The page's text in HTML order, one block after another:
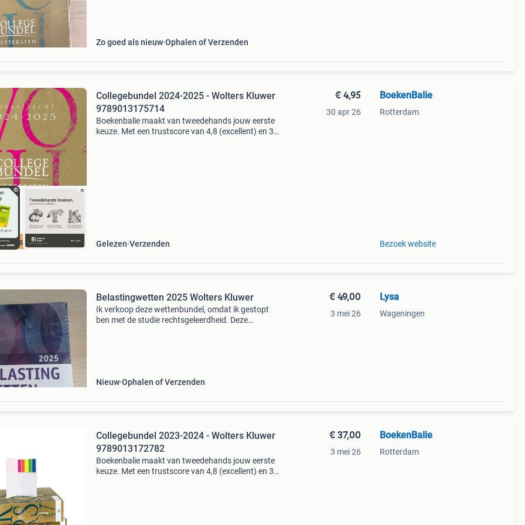
Zo goed als nieuw Ophalen of Verzenden
prijs
Collegebundel 2024-2025 - Wolters Kluwer
9789013175714
Boekenbalie maakt van tweedehands jouw eerste
keuze. Met een trustscore van 4,8 (excellent) en 30
Gelezen Verzenden
€ 4,95
30 apr 26
BoekenBalie
Rotterdam
Bezoek website
Belastingwetten 2025 Wolters Kluwer
Ik verkoop deze wettenbundel, omdat ik gestopt
ben met de studie rechtsgeleerdheid. Deze
Nieuw Ophalen of Verzenden
€ 49,00
3 mei 26
Lysa
Wageningen
Collegebundel 2023-2024 - Wolters Kluwer
9789013172782
Boekenbalie maakt van tweedehands jouw eerste
keuze. Met een trustscore van 4,8 (excellent) en 30
€ 37,00
3 mei 26
BoekenBalie
Rotterdam